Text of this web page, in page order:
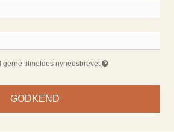
gerne tilmeldes nyhedsbrevet
GODKEND